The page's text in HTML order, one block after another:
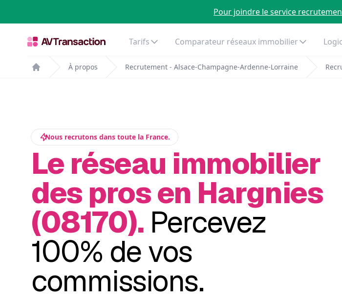
Pour joindre le service
Tarifs Comparateur réseaux immobilier
Home
À propos Recrutement - Alsace-Champagne-Ardenne-Lorraine
Nous recrutons dans toute la France.
Le réseau immobilier
des pros en Hargnies
(08170). Percevez
100% de vos
commissions.